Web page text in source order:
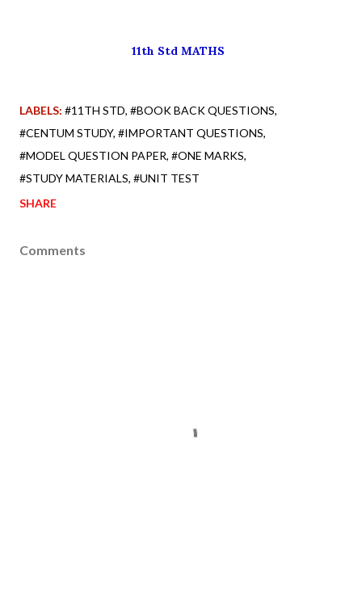
11th Std MATHS
LABELS: #11TH STD #BOOK BACK QUESTIONS
#CENTUM STUDY #IMPORTANT QUESTIONS
#MODEL QUESTION PAPER #ONE MARKS
#STUDY MATERIALS #UNIT TEST
SHARE
Comments